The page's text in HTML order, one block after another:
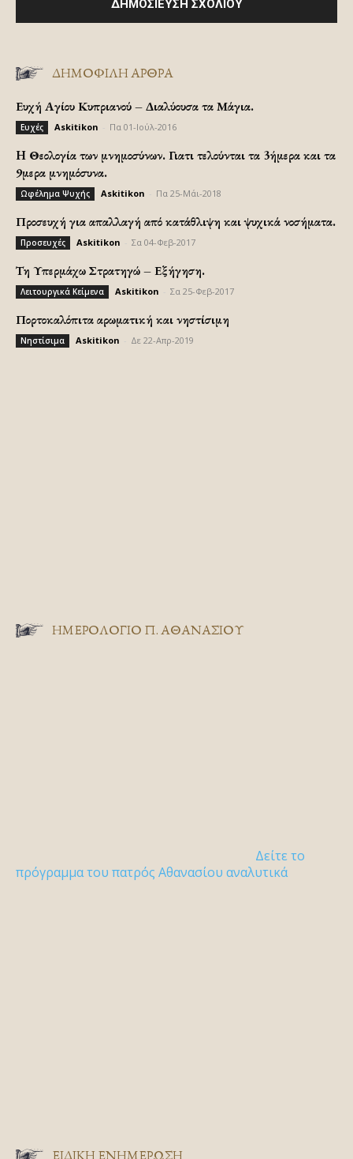
ΔΗΜΟΦΙΛΗ ΑΡΘΡΑ
Ευχή Αγίου Κυπριανού – Διαλύουσα τα Μάγια.
Ευχές Askitikon Πα 01-Ιούλ-2016
H Θεολογία των μνημοσύνων. Γιατι τελούνται τα 3ήμερα και τα
9μερα μνημόσυνα.
Ωφέλημα Ψυχής Askitikon Πα 25-Μάι-2018
Προσευχή για απαλλαγή από κατάθλιψη και ψυχικά νοσήματα.
Προσευχές Askitikon Σα 04-Φεβ-2017
Τη Υπερμάχω Στρατηγώ – Εξήγηση.
Λειτουργικά Κείμενα Askitikon Σα 25-Φεβ-2017
Πορτοκαλόπιτα αρωματική και νηστίσιμη
Νηστίσιμα Askitikon Δε 22-Απρ-2019
ΗΜΕΡΟΛΟΓΙΟ Π. ΑΘΑΝΑΣΙΟΥ
Δείτε το
πρόγραμμα του πατρός Αθανασίου αναλυτικά
ΕΙΔΙΚΉ ΕΝΗΜΈΡΩΣΗ